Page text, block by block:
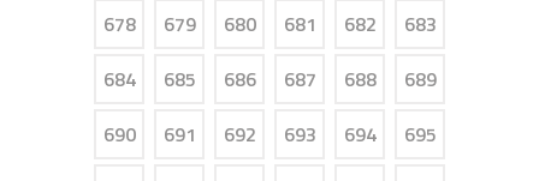
678
679 680 681 682
683
684
685 686 687 688
689
690
691 692 693 694
695